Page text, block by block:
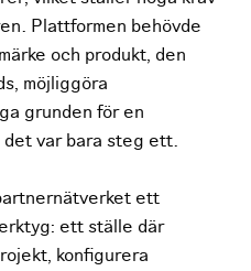
Plattformen behövde
och produkt, den
möjliggöra
grunden för en
var bara steg ett.
ett
ett ställe där
konfigurera